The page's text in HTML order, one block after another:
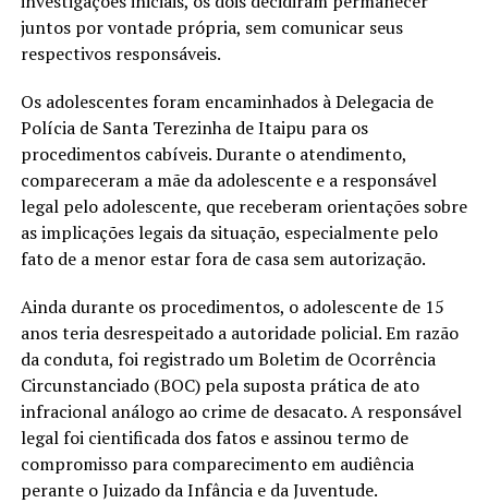
juntos por vontade própria, sem comunicar seus
respectivos responsáveis.
Os adolescentes foram encaminhados à Delegacia de
Polícia de Santa Terezinha de Itaipu para os
procedimentos cabíveis. Durante o atendimento,
compareceram a mãe da adolescente e a responsável
legal pelo adolescente, que receberam orientações sobre
as implicações legais da situação, especialmente pelo
fato de a menor estar fora de casa sem autorização.
Ainda durante os procedimentos, o adolescente de 15
anos teria desrespeitado a autoridade policial. Em razão
da conduta, foi registrado um Boletim de Ocorrência
Circunstanciado (BOC) pela suposta prática de ato
infracional análogo ao crime de desacato. A responsável
legal foi cientificada dos fatos e assinou termo de
compromisso para comparecimento em audiência
perante o Juizado da Infância e da Juventude.